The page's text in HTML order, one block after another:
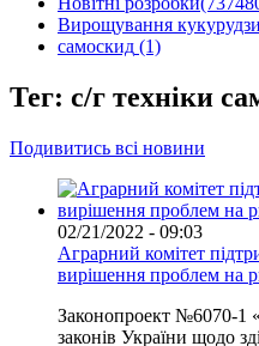
Вирощування кукурудзи
самоскид (1)
Тег: с/г техніки
Подивитись всі новини
02/21/2022 - 09:03
Аграрний комітет
вирішення проблем на
Законопроект №6070-1
законів України щодо